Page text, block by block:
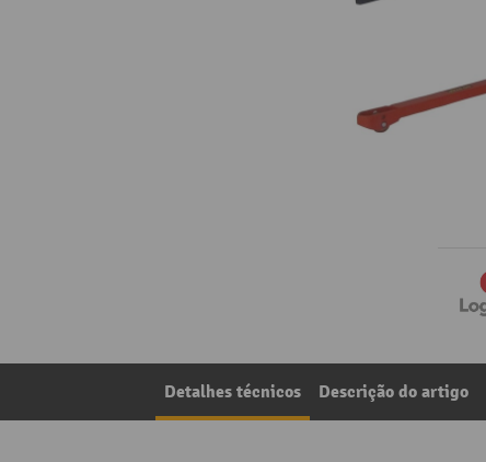
Detalhes técnicos Descrição do artigo